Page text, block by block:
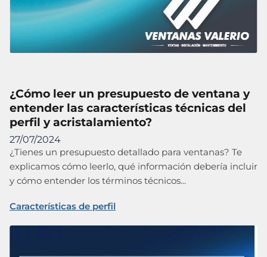
¿Cómo leer un presupuesto de ventana y
entender las características técnicas del
perfil y acristalamiento?
27/07/2024
¿Tienes un presupuesto detallado para ventanas? Te
explicamos cómo leerlo, qué información debería incluir
y cómo entender los términos técnicos...
Características de perfil